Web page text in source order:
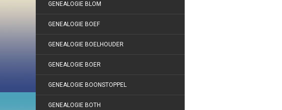
GENEALOGIE BLOM
GENEALOGIE BOEF
GENEALOGIE BOELHOUDER
GENEALOGIE BOER
GENEALOGIE BOONSTOPPEL
GENEALOGIE BOTH